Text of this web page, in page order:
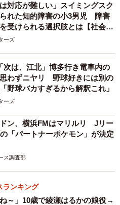
対応が難しい」スイミングスク
れた知的障害の小3男児 障害
受けられる選択肢とは【社会福
ーズ
次は、江北」博多行き電車内の
わずニヤリ 野球好きには別の
野球バカすぎるから解釈これ」
ーズ
ン、横浜FMはマリルリ Jリー
「パートナーポケモン」が決定
ス調査部
ランキング
ね～」10歳で綾瀬はるかの娘役→